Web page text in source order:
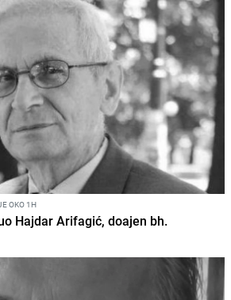
OKO 1H
Hajdar Arifagić, doajen bh.